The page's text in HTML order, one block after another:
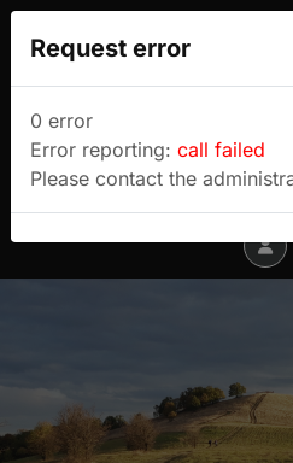
Sulyok
Request error
0 error
Error reporting: call failed
Please contact the